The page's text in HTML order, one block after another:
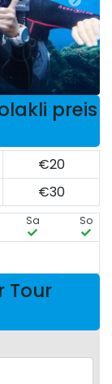
preis
€20
€30
Sa So
Tour